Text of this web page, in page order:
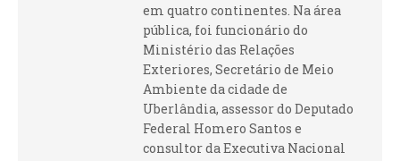
em quatro continentes. Na área
pública, foi funcionário do
Ministério das Relações
Exteriores, Secretário de Meio
Ambiente da cidade de
Uberlândia, assessor do Deputado
Federal Homero Santos e
consultor da Executiva Nacional